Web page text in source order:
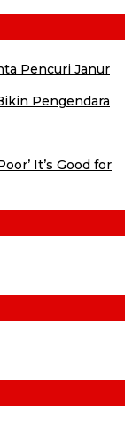
Pencuri Janur
Pengendara
It’s Good for